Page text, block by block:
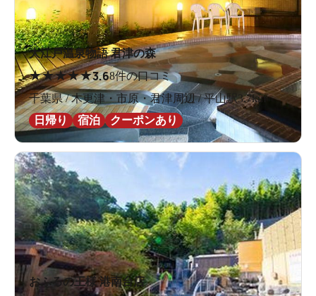
大江戸温泉物語 君津の森
★★★★★3.68件の口コミ
千葉県 / 木更津・市原・君津周辺 / 平山駅3.7km
日帰り
宿泊 クーポンあり
おふろの王様 港南台店